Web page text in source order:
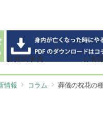
お葬式事例 お客
情報 コラム 葬儀の枕花の